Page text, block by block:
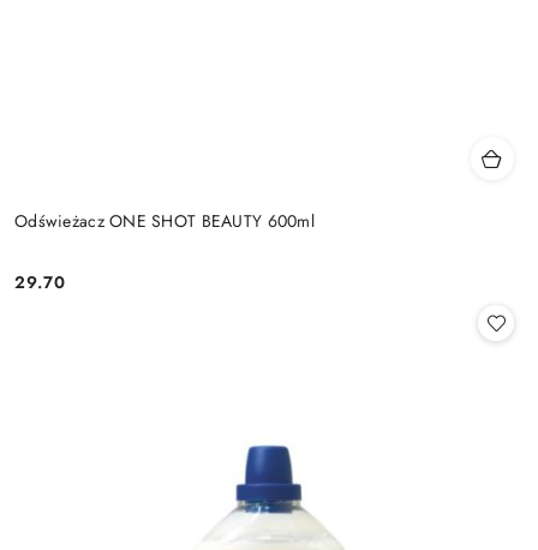
Odświeżacz ONE SHOT BEAUTY 600ml
Cena:
29.70